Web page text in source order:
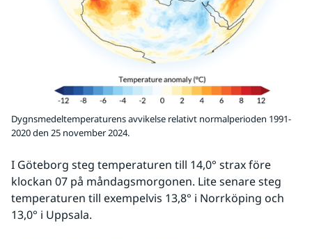
Dygnsmedeltemperaturens avvikelse relativt normalperioden 1991-
2020 den 25 november 2024.
I Göteborg steg temperaturen till 14,0° strax före
klockan 07 på måndagsmorgonen. Lite senare steg
temperaturen till exempelvis 13,8° i Norrköping och
13,0° i Uppsala.